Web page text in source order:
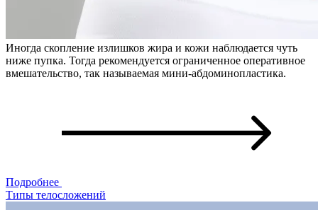
Иногда скопление излишков жира и кожи наблюдается чуть
ниже пупка. Тогда рекомендуется ограниченное оперативное
вмешательство, так называемая мини-абдоминопластика.
Подробнее
Типы телосложений